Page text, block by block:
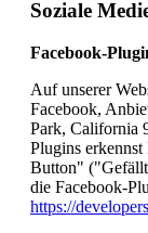
Soziale
Facebook-
Auf unserer
Facebook,
Park, California
Plugins
Button" ("Gefällt
die Facebook-
https://